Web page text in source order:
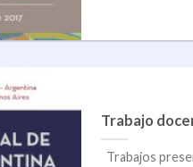
Trabajo
Trabajos